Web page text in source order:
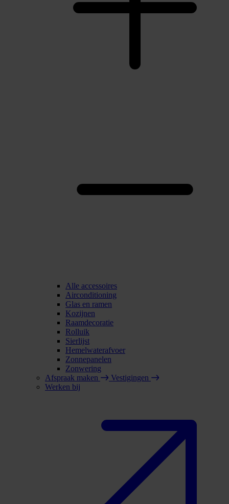
Alle accessoires
Airconditioning
Glas en ramen
Kozijnen
Raamdecoratie
Rolluik
Sierlijst
Hemelwaterafvoer
Zonnepanelen
Zonwering
Afspraak maken
Vestigingen
Werken bij